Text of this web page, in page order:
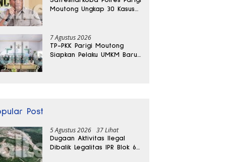
Moutong Ungkap 30 Kasus
7 Agustus 2026
TP-PKK Parigi Moutong
Siapkan Pelaku UMKM Baru
Post
5 Agustus 2026 37 Lihat
Dugaan Aktivitas Ilegal
Dibalik Legalitas IPR Blok 6